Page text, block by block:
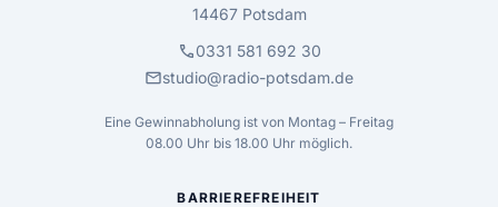
14467 Potsdam
call0331 581 692 30
mailstudio@radio-potsdam.de
Eine Gewinnabholung ist von Montag – Freitag
08.00 Uhr bis 18.00 Uhr möglich.
BARRIEREFREIHEIT